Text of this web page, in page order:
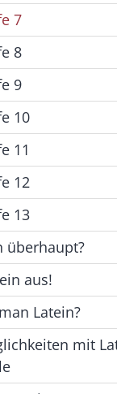
7
8
9
10
11
12
13
überhaupt?
aus!
Latein?
mit